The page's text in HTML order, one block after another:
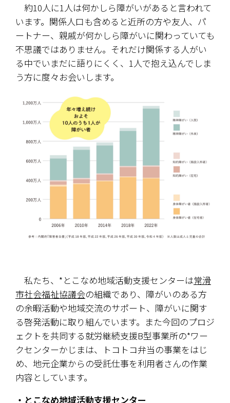
約10人に1人は何かしら障がいがあると言われて
います。関係人口も含めると近所の方や友人、パ
ートナー、親戚が何かしら障がいに関わっていても
不思議ではありません。それだけ関係する人がい
る中でいまだに語りにくく、1人で抱え込んでしま
う方に度々お会いします。
私たち、*とこなめ地域活動支援センターは常滑
市社会福祉協議会の組織であり、障がいのある方
の余暇活動や地域交流のサポート、障がいに関す
る啓発活動に取り組んでいます。また今回のプロジ
ェクトを共同する就労継続支援B型事業所の*ワー
クセンターかじまは、トコトコ弁当の事業をはじ
め、地元企業からの受託仕事を利用者さんの作業
内容としています。
・とこなめ地域活動支援センター